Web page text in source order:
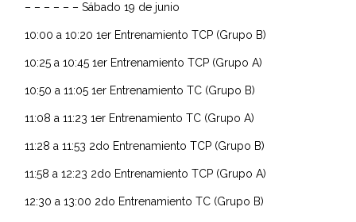
– – – – – – Sábado 19 de junio
10:00 a 10:20 1er Entrenamiento TCP (Grupo B)
10:25 a 10:45 1er Entrenamiento TCP (Grupo A)
10:50 a 11:05 1er Entrenamiento TC (Grupo B)
11:08 a 11:23 1er Entrenamiento TC (Grupo A)
11:28 a 11:53 2do Entrenamiento TCP (Grupo B)
11:58 a 12:23 2do Entrenamiento TCP (Grupo A)
12:30 a 13:00 2do Entrenamiento TC (Grupo B)